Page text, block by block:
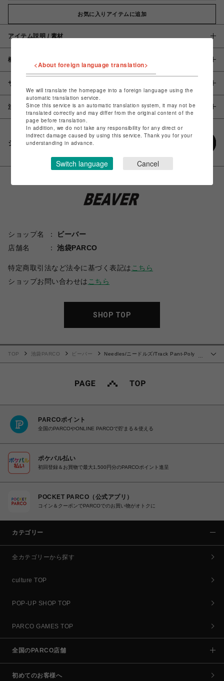
お気に入りアイテムに追加
アイテム説明 / 素材
概要
サイズ
注意事項
シェアする
ショップ名
ビーバー
店舗名
池袋PARCO
特定商取引法など法令に基づく表記は こちら
ショップお問い合わせは こちら
SHOP TOP
TOP 池袋PARCO ビーバー
Needles/ニードルズ/Track Pant-Poly
PARCOポイント
全国のPARCOやONLINE PARCOで貯まる＆使える
ポケパル払い
初回登録＆お買物で最大1,500円分のPARCOポイント進呈
POCKET PARCO（公式アプリ）
コイン＆クーポンでPARCOでのお買い物がオトクに
カテゴリー
全カテゴリーから探す
culture TOP
POP-UP SHOP TOP
PARCO GAMES TOP
全国のPARCO店舗
初めてのお客様へ
<About foreign language translation>
We will translate the homepage into a foreign language using the
automatic translation service.
Since this service is an automatic translation system, it may not be
translated correctly and may differ from the original content of the
page before translation.
In addition, we do not take any responsibility for any direct or
indirect damage caused by using this service. Thank you for your
understanding in advance.
Switch language Cancel